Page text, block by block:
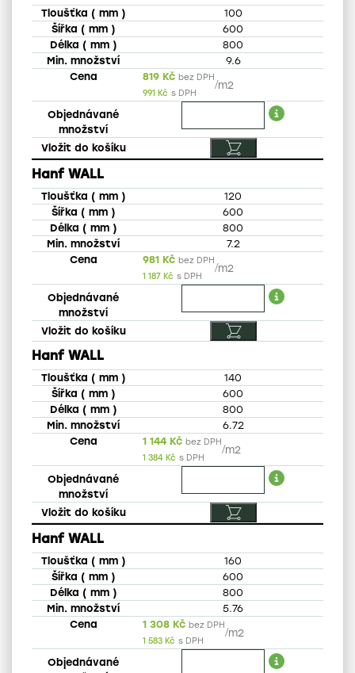
100
600
800
9.6
819 Kč bez DPH
991 Kč s DPH
/m2
Hanf WALL
120
600
800
7.2
981 Kč bez DPH
1 187 Kč s DPH
/m2
Hanf WALL
140
600
800
6.72
1 144 Kč bez DPH
1 384 Kč s DPH
/m2
Hanf WALL
160
600
800
5.76
1 308 Kč bez DPH
1 583 Kč s DPH
/m2